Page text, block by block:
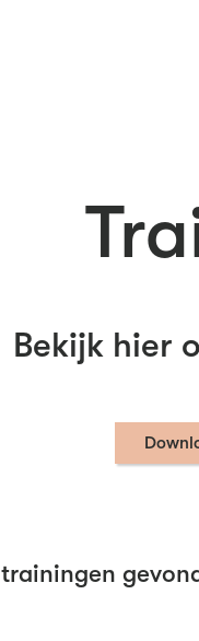
Bekijk hier
trainingen